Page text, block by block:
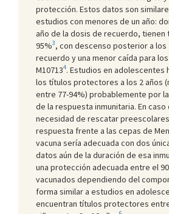
protección. Estos datos son
estudios con menores de un año:
año de la dosis de recuerdo,
95%3, con descenso posterior a los
recuerdo y una menor caída para
M107134. Estudios en adolescentes
los títulos protectores a los 2 años
entre 77-94%) probablemente por
de la respuesta inmunitaria. En
necesidad de rescatar
respuesta frente a las cepas de
vacuna sería adecuada con dos
datos aún de la duración de esa
una protección adecuada entre el
vacunados dependiendo del
forma similar a estudios en
encuentran títulos protectores